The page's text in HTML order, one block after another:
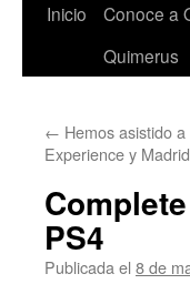
Saltar
Inicio
Conoce a
Quimerus
← Hemos asistido
Experience y
PS4
Publicada el 8 de